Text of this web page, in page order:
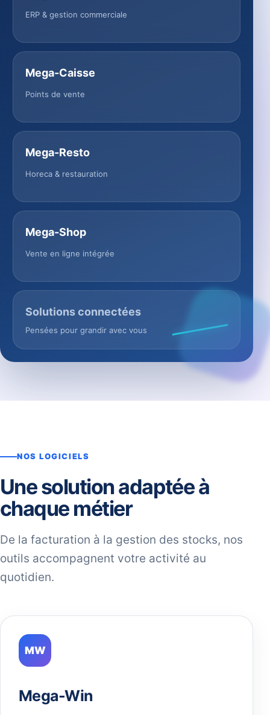
ERP & gestion commerciale
Mega-Caisse
Points de vente
Mega-Resto
Horeca & restauration
Mega-Shop
Vente en ligne intégrée
Solutions connectées
Pensées pour grandir avec vous
NOS LOGICIELS
Une solution adaptée à
chaque métier
De la facturation à la gestion des stocks, nos
outils accompagnent votre activité au
quotidien.
MW
Mega-Win